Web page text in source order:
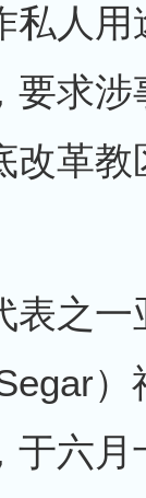
私人用
要求涉
改革教
之一
）
于六月